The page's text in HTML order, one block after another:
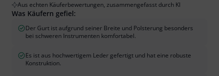
Aus echten Käuferbewertungen, zusammengefasst durch KI
Was Käufern gefiel:
Der Gurt ist aufgrund seiner Breite und Polsterung besonders
bei schweren Instrumenten komfortabel.
Es ist aus hochwertigem Leder gefertigt und hat eine robuste
Konstruktion.